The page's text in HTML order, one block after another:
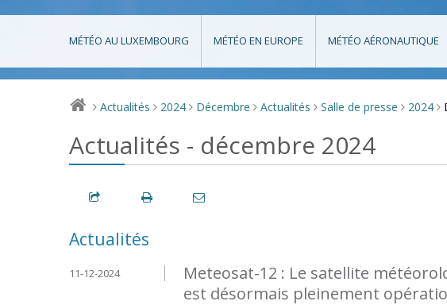
MÉTÉO AU LUXEMBOURG MÉTÉO EN EUROPE MÉTÉO AÉRONAUTIQUE
> Actualités > 2024 > Décembre > Actualités > Salle de presse > 2024 >
Actualités - décembre 2024
Actualités
Meteosat-12 : Le satellite
est désormais pleinement
11-12-2024